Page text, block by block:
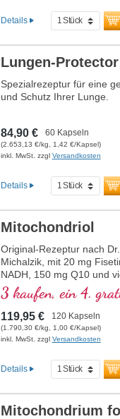
Details
Lungen-Protector
Spezialrezeptur für eine
und Schutz Ihrer Lunge.
84,90 € 60 Kapseln
(2.653,13 €/kg, 1,42 €/Kapsel)
inkl. MwSt. zzgl Versandkosten
Details
Mitochondriol
Original-Rezeptur nach Dr.
Michalzik, mit 20 mg
NADH, 150 mg Q10 und
wichtigen Mitochondrien-
Kapselhüllen vegan und
Carrageen und Aluminium
Mitochondrialer PGC-1α-
Vitalstoffexpertise und
Produktionserfahrung.
3 kaufen, ein 4.
119,95 € 120 Kapseln
(1.790,30 €/kg, 1,00 €/Kapsel)
inkl. MwSt. zzgl Versandkosten
Details
Mitochondrium